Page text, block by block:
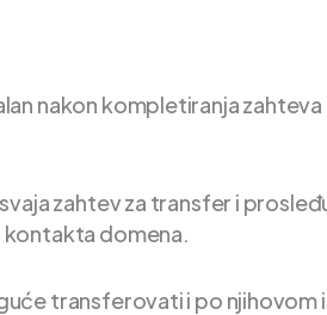
nakon kompletiranja
zahtev za transfer i
kontakta domena.
transferovati i po njihovom